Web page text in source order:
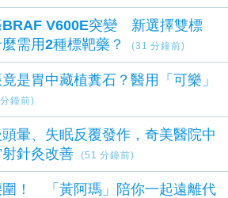
BRAF V600E突變 新選擇雙標
需用2種標靶藥？
(31 分鐘前)
是胃中藏植糞石？醫用「可樂」
鐘前)
暈、失眠反覆發作，奇美醫院中
針灸改善
(51 分鐘前)
圍！ 「黃阿瑪」陪你一起遠離代